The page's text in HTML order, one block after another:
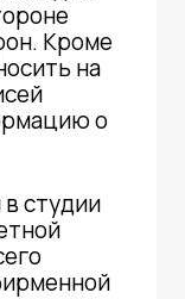
Кроме
на
о
в студии